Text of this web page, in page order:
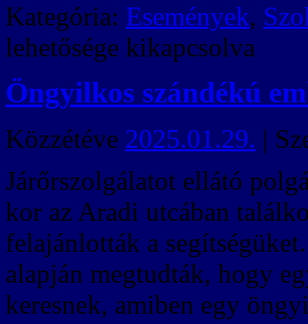
Kategória: Események,
lehetősége kikapcsolva
Öngyilkos szándékú
Közzétéve 2025.01.29. |
Járőrszolgálatot ellátó
kor az Aradi utcában
felajánlották a
alapján megtudták, hogy
keresnek, amiben egy